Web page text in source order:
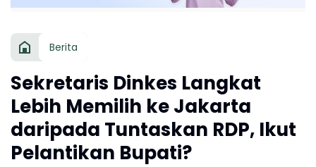
Berita
Sekretaris Dinkes Langkat
Lebih Memilih ke Jakarta
daripada Tuntaskan RDP, Ikut
Pelantikan Bupati?